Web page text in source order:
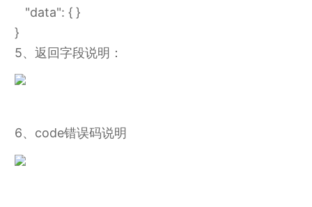
"data": { }
}
5、返回字段说明：
6、code错误码说明